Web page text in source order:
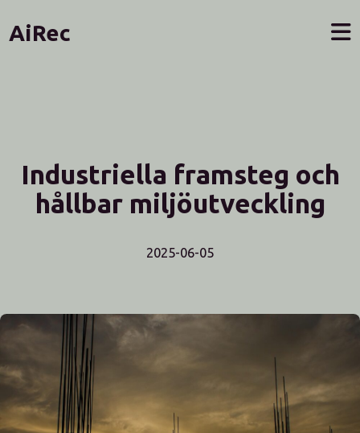
AiRec
Industriella framsteg och
hållbar miljöutveckling
2025-06-05